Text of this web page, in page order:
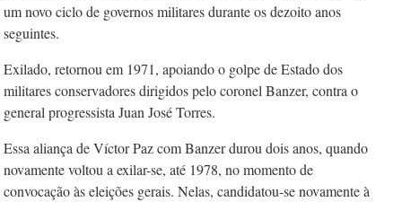
um novo ciclo de governos militares durante os dezoito anos
seguintes.
Exilado, retornou em 1971, apoiando o golpe de Estado dos
militares conservadores dirigidos pelo coronel Banzer, contra o
general progressista Juan José Torres.
Essa aliança de Víctor Paz com Banzer durou dois anos, quando
novamente voltou a exilar-se, até 1978, no momento de
convocação às eleições gerais. Nelas, candidatou-se novamente à